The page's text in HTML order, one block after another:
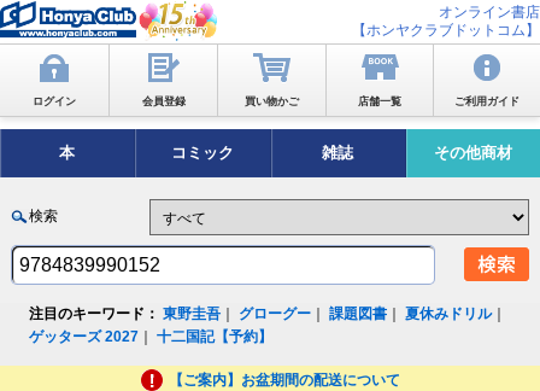
オンライン書店
【ホンヤクラブドットコム】
ログイン 会員登録 買い物かご 店舗一覧 ご利用ガイド
本 コミック 雑誌 その他商材
検索
注目のキーワード： 東野圭吾 グローグー ｜課題図書 ｜夏休みドリル｜
ゲッターズ 2027 ｜十二国記【予約】
【ご案内】お盆期間の配送について